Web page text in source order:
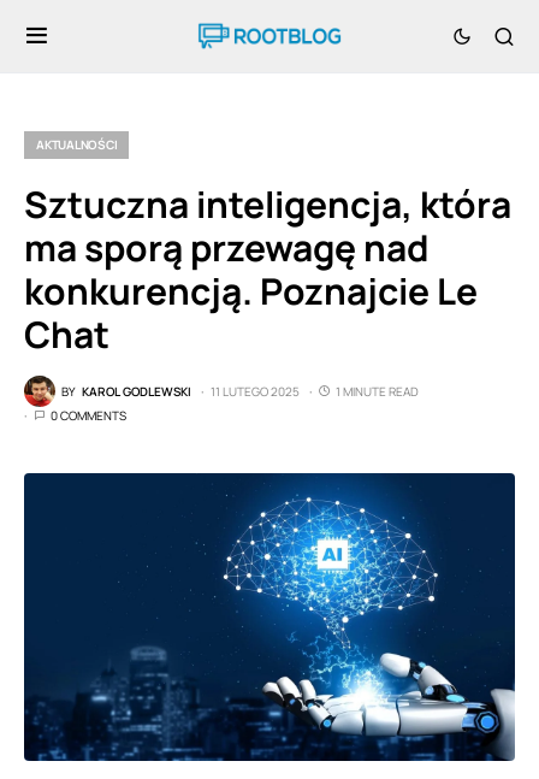
AKTUALNOŚCI
Sztuczna inteligencja, która
ma sporą przewagę nad
konkurencją. Poznajcie Le
Chat
BY KAROL GODLEWSKI 11 LUTEGO 2025
1 MINUTE READ
0 COMMENTS